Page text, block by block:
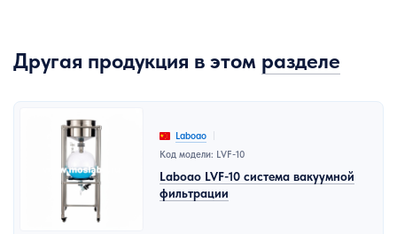
Другая продукция в этом разделе
Laboao
Код модели: LVF-10
Laboao LVF-10 система вакуумной
фильтрации